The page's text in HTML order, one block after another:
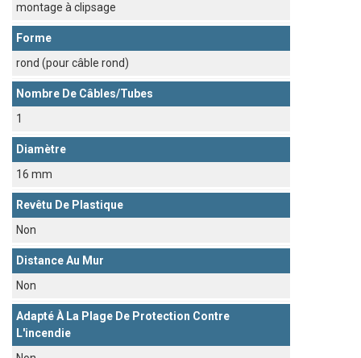
montage à clipsage
Forme
rond (pour câble rond)
Nombre De Câbles/tubes
1
Diamètre
16 mm
Revêtu De Plastique
Non
Distance Au Mur
Non
Adapté À La Plage De Protection Contre
L'incendie